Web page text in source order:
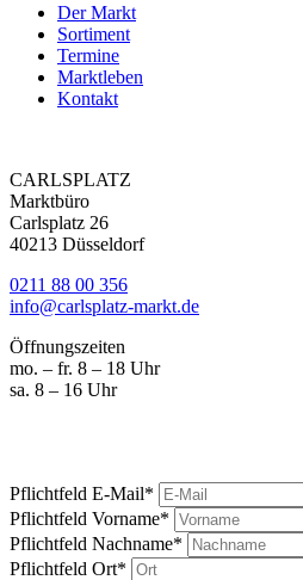
Der Markt
Sortiment
Termine
Marktleben
Kontakt
CARLSPLATZ
Marktbüro
Carlsplatz 26
40213 Düsseldorf
0211 88 00 356
info@carlsplatz-markt.de
Öffnungszeiten
mo. – fr. 8 – 18 Uhr
sa. 8 – 16 Uhr
Pflichtfeld E-Mail*
Pflichtfeld Vorname*
Pflichtfeld Nachname*
Pflichtfeld Ort*